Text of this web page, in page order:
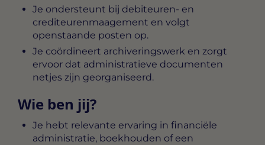
Je ondersteunt bij debiteuren- en
crediteurenmaagement en volgt
openstaande posten op.
Je coördineert archiveringswerk en zorgt
ervoor dat administratieve documenten
netjes zijn georganiseerd.
Wie ben jij?
Je hebt relevante ervaring in financiële
administratie, boekhouden of een